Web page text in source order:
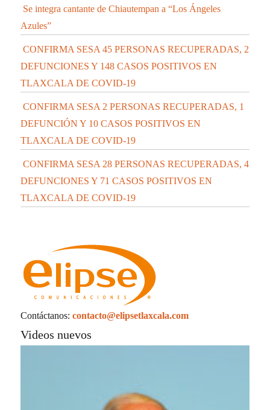
Se integra cantante de Chiautempan a “Los Ángeles
Azules”
CONFIRMA SESA 45 PERSONAS RECUPERADAS, 2
DEFUNCIONES Y 148 CASOS POSITIVOS EN
TLAXCALA DE COVID-19
CONFIRMA SESA 2 PERSONAS RECUPERADAS, 1
DEFUNCIÓN Y 10 CASOS POSITIVOS EN
TLAXCALA DE COVID-19
CONFIRMA SESA 28 PERSONAS RECUPERADAS, 4
DEFUNCIONES Y 71 CASOS POSITIVOS EN
TLAXCALA DE COVID-19
Contáctanos: contacto@elipsetlaxcala.com
Videos nuevos